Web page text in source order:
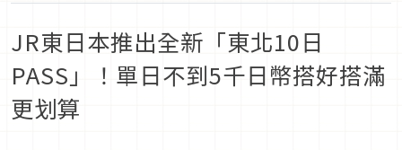
JR東日本推出全新「東北10日
PASS」！單日不到5千日幣搭好搭滿
更划算